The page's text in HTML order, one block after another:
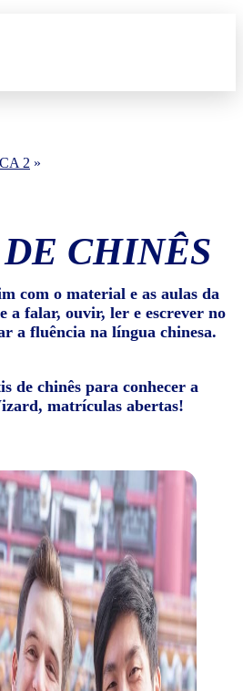
2 »
DE CHINÊS
com o material e as aulas da
a falar, ouvir, ler e escrever no
a fluência na língua chinesa.
de chinês para conhecer a
matrículas abertas!